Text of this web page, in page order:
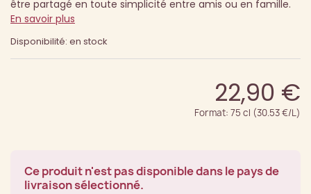
être partagé en toute simplicité entre amis ou en famille.
En savoir plus
Disponibilité: en stock
22,90 €
Format: 75 cl (30.53 €/L)
Ce produit n'est pas disponible dans le pays de
livraison sélectionné.